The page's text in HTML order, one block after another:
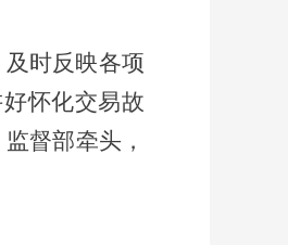
时反映各项
怀化交易故
监督部牵头，